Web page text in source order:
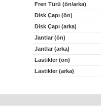
Fren Türü (ön/arka)
Disk Çapı (ön)
Disk Çapı (arka)
Jantlar (ön)
Jantlar (arka)
Lastikler (ön)
Lastikler (arka)